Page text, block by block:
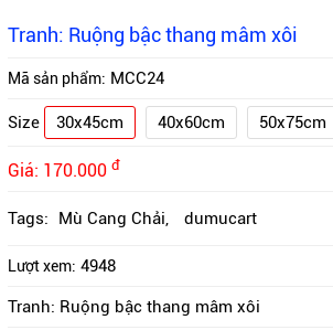
Tranh: Ruộng bậc thang mâm xôi
Mã sản phẩm: MCC24
Size 30x45cm 40x60cm 50x75cm
Giá: 170.000đ
Tags: Mù Cang Chải, dumucart
Lượt xem: 4948
Tranh: Ruộng bậc thang mâm xôi